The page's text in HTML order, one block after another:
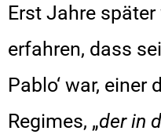
Erst Jahre
erfahren, dass
Pablo‘ war, einer
Regimes, „der in